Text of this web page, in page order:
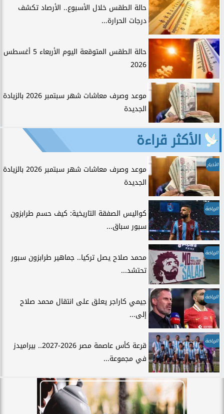
حالة الطقس خلال الأسبوع.. الأرصاد تكشف
درجات الحرارة...
حالة الطقس المتوقعة اليوم الأربعاء 5 أغسطس
2026
موعد وصرف معاشات شهر سبتمبر 2026 بالزيادة
الجديدة
الأكثر قراءة
الأخبار
موعد وصرف معاشات شهر سبتمبر 2026 بالزيادة
الجديدة
الرياضة
كواليس الصفقة التاريخية: كيف حسم طرابزون
سبور سباق...
الرياضة
محمد صلاح يصل تركيا.. جماهير طرابزون سبور
تحتشد...
الرياضة
جيمي كاراجر يعلق على انتقال محمد صلاح
إلى...
الرياضة
قرعة كأس عاصمة مصر 2026-2027.. بيراميدز
في مجموعة...